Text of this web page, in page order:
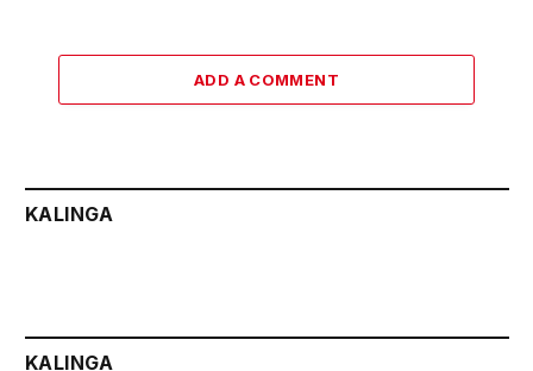
ADD A COMMENT
KALINGA
KALINGA